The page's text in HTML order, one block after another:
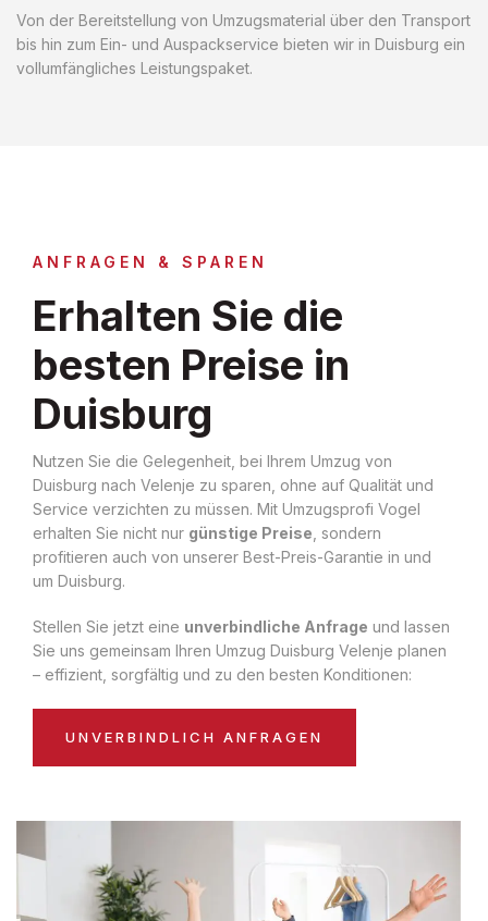
Von der Bereitstellung von Umzugsmaterial über den Transport
bis hin zum Ein- und Auspackservice bieten wir in Duisburg ein
vollumfängliches Leistungspaket.
ANFRAGEN & SPAREN
Erhalten Sie die
besten Preise in
Duisburg
Nutzen Sie die Gelegenheit, bei Ihrem Umzug von
Duisburg nach Velenje zu sparen, ohne auf Qualität und
Service verzichten zu müssen. Mit Umzugsprofi Vogel
erhalten Sie nicht nur günstige Preise , sondern
profitieren auch von unserer Best-Preis-Garantie in und
um Duisburg.
Stellen Sie jetzt eine unverbindliche Anfrage und lassen
Sie uns gemeinsam Ihren Umzug Duisburg Velenje planen
– effizient, sorgfältig und zu den besten Konditionen:
UNVERBINDLICH ANFRAGEN